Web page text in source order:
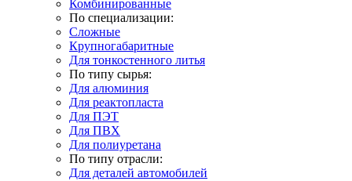
Комбинированные
По специализации:
Сложные
Крупногабаритные
Для тонкостенного литья
По типу сырья:
Для алюминия
Для реактопласта
Для ПЭТ
Для ПВХ
Для полиуретана
По типу отрасли:
Для деталей автомобилей